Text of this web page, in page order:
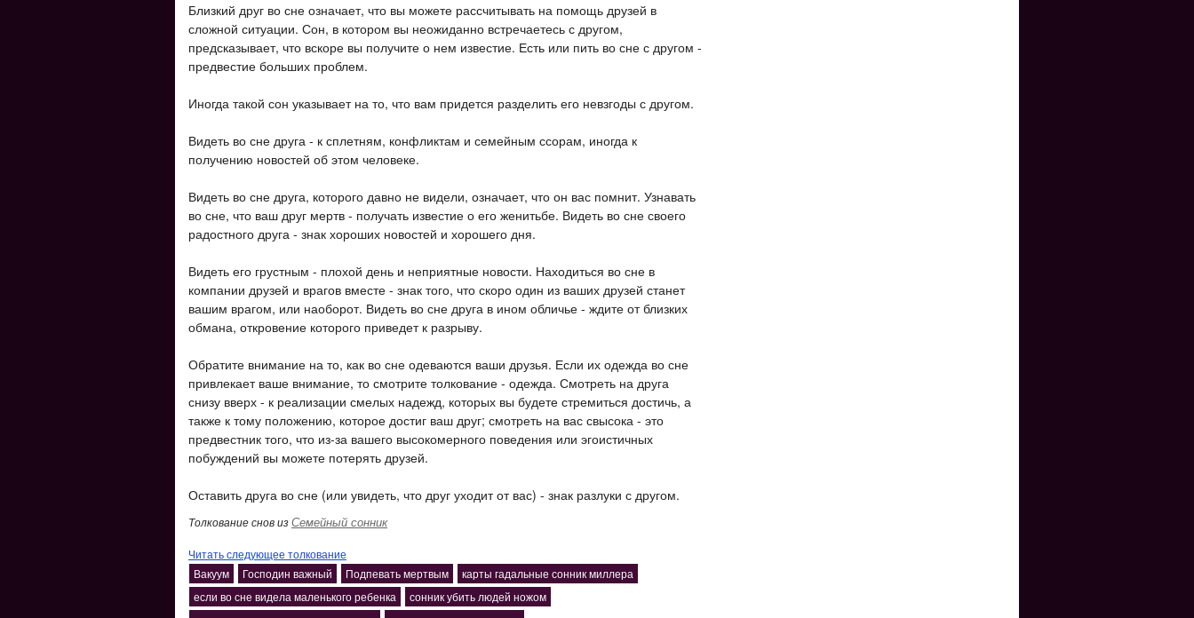
Близкий друг во сне означает, что вы можете рассчитывать на помощь друзей в
сложной ситуации. Сон, в котором вы неожиданно встречаетесь с другом,
предсказывает, что вскоре вы получите о нем известие. Есть или пить во сне с другом -
предвестие больших проблем.
Иногда такой сон указывает на то, что вам придется разделить его невзгоды с другом.
Видеть во сне друга - к сплетням, конфликтам и семейным ссорам, иногда к
получению новостей об этом человеке.
Видеть во сне друга, которого давно не видели, означает, что он вас помнит. Узнавать
во сне, что ваш друг мертв - получать известие о его женитьбе. Видеть во сне своего
радостного друга - знак хороших новостей и хорошего дня.
Видеть его грустным - плохой день и неприятные новости. Находиться во сне в
компании друзей и врагов вместе - знак того, что скоро один из ваших друзей станет
вашим врагом, или наоборот. Видеть во сне друга в ином обличье - ждите от близких
обмана, откровение которого приведет к разрыву.
Обратите внимание на то, как во сне одеваются ваши друзья. Если их одежда во сне
привлекает ваше внимание, то смотрите толкование - одежда. Смотреть на друга
снизу вверх - к реализации смелых надежд, которых вы будете стремиться достичь, а
также к тому положению, которое достиг ваш друг; смотреть на вас свысока - это
предвестник того, что из-за вашего высокомерного поведения или эгоистичных
побуждений вы можете потерять друзей.
Оставить друга во сне (или увидеть, что друг уходит от вас) - знак разлуки с другом.
Толкование снов изСемейный сонник
Читать следующее толкование
Вакуум
Господин важный Подпевать мертвым
карты гадальные сонник миллера
если во сне видела маленького ребенка
сонник убить людей ножом